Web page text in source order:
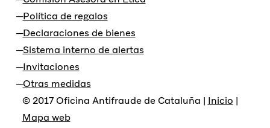
Política de regalos
Declaraciones de bienes
Sistema interno de alertas
Invitaciones
Otras medidas
© 2017 Oficina Antifraude de Cataluña | Inicio |
Mapa web